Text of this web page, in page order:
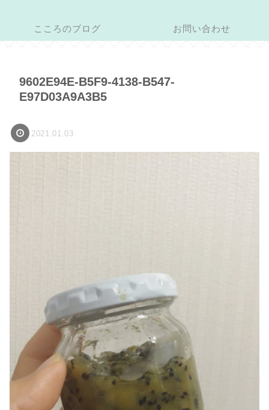
こころのブログ お問い合わせ
9602E94E-B5F9-4138-B547-
E97D03A9A3B5
2021.01.03